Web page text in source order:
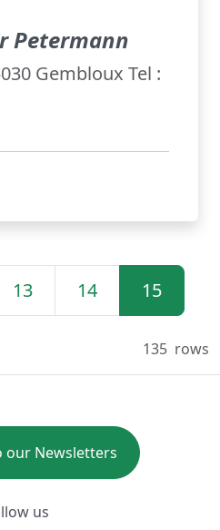
Petermann
Gembloux Tel :
13 14 15
135 rows
our Newsletters
us